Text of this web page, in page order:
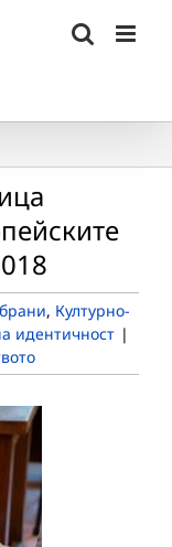
, Културно-
идентичност |